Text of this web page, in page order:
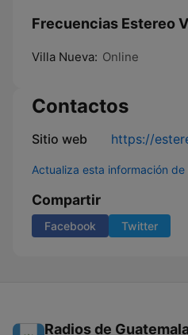
Frecuencias Estereo
Villa Nueva: Online
Contactos
Sitio web https://
Actualiza esta información de
Compartir
Facebook Twitter
Radios de